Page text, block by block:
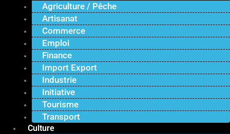
Agriculture / Pêche
Artisanat
Commerce
Emploi
Finance
Import Export
Industrie
Initiative
Tourisme
Transport
Culture